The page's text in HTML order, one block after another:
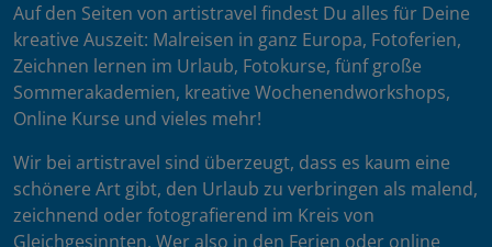
Auf den Seiten von artistravel findest Du alles für Deine
kreative Auszeit: Malreisen in ganz Europa, Fotoferien,
Zeichnen lernen im Urlaub, Fotokurse, fünf große
Sommerakademien, kreative Wochenendworkshops,
Online Kurse und vieles mehr!
Wir bei artistravel sind überzeugt, dass es kaum eine
schönere Art gibt, den Urlaub zu verbringen als malend,
zeichnend oder fotografierend im Kreis von
Gleichgesinnten. Wer also in den Ferien oder online